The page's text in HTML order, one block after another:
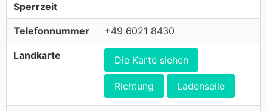
Sperrzeit
Telefonnummer +49 6021 8430
Landkarte Die Karte siehen
Richtung Ladenseile